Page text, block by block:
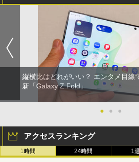
縦横比はどれがいい？ エンタメ目線
新「Galaxy Z Fold」
● ● ●
アクセスランキング
1時間 24時間 1